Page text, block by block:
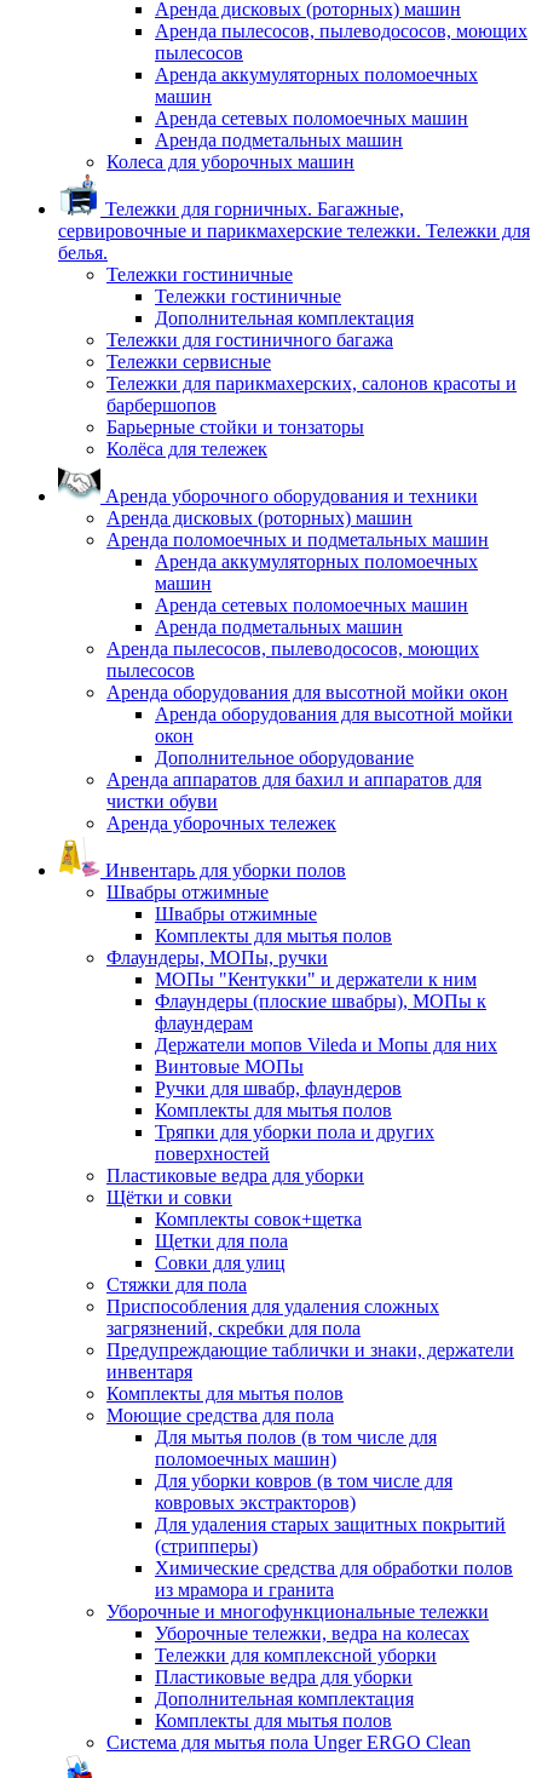
Аренда дисковых (роторных) машин
Аренда пылесосов, пылеводососов, моющих
пылесосов
Аренда аккумуляторных поломоечных
машин
Аренда сетевых поломоечных машин
Аренда подметальных машин
Колеса для уборочных машин
Тележки для горничных. Багажные,
сервировочные и парикмахерские тележки. Тележки для
белья.
Тележки гостиничные
Тележки гостиничные
Дополнительная комплектация
Тележки для гостиничного багажа
Тележки сервисные
Тележки для парикмахерских, салонов красоты и
барбершопов
Барьерные стойки и тонзаторы
Колёса для тележек
Аренда уборочного оборудования и техники
Аренда дисковых (роторных) машин
Аренда поломоечных и подметальных машин
Аренда аккумуляторных поломоечных
машин
Аренда сетевых поломоечных машин
Аренда подметальных машин
Аренда пылесосов, пылеводососов, моющих
пылесосов
Аренда оборудования для высотной мойки окон
Аренда оборудования для высотной мойки
окон
Дополнительное оборудование
Аренда аппаратов для бахил и аппаратов для
чистки обуви
Аренда уборочных тележек
Инвентарь для уборки полов
Швабры отжимные
Швабры отжимные
Комплекты для мытья полов
Флаундеры, МОПы, ручки
МОПы "Кентукки" и держатели к ним
Флаундеры (плоские швабры), МОПы к
флаундерам
Держатели мопов Vileda и Мопы для них
Винтовые МОПы
Ручки для швабр, флаундеров
Комплекты для мытья полов
Тряпки для уборки пола и других
поверхностей
Пластиковые ведра для уборки
Щётки и совки
Комплекты совок+щетка
Щетки для пола
Совки для улиц
Стяжки для пола
Приспособления для удаления сложных
загрязнений, скребки для пола
Предупреждающие таблички и знаки, держатели
инвентаря
Комплекты для мытья полов
Моющие средства для пола
Для мытья полов (в том числе для
поломоечных машин)
Для уборки ковров (в том числе для
ковровых экстракторов)
Для удаления старых защитных покрытий
(стрипперы)
Химические средства для обработки полов
из мрамора и гранита
Уборочные и многофункциональные тележки
Уборочные тележки, ведра на колесах
Тележки для комплексной уборки
Пластиковые ведра для уборки
Дополнительная комплектация
Комплекты для мытья полов
Система для мытья пола Unger ERGO Clean